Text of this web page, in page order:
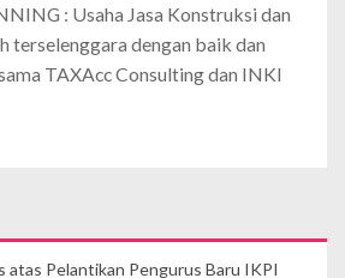
: Usaha Jasa Konstruksi dan
terselenggara dengan baik dan
TAXAcc Consulting dan INKI
atas Pelantikan Pengurus Baru IKPI